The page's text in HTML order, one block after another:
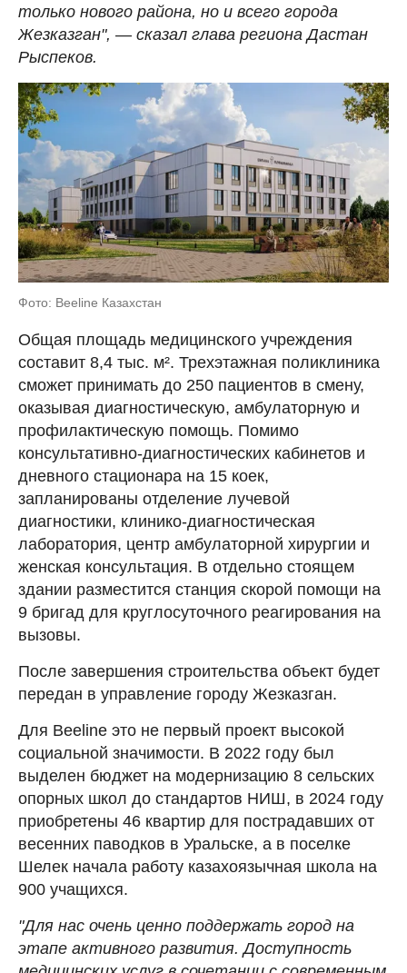
только нового района, но и всего города
Жезказган", — сказал глава региона Дастан
Рыспеков.
Фото: Beeline Казахстан
Общая площадь медицинского учреждения
составит 8,4 тыс. м². Трехэтажная поликлиника
сможет принимать до 250 пациентов в смену,
оказывая диагностическую, амбулаторную и
профилактическую помощь. Помимо
консультативно-диагностических кабинетов и
дневного стационара на 15 коек,
запланированы отделение лучевой
диагностики, клинико-диагностическая
лаборатория, центр амбулаторной хирургии и
женская консультация. В отдельно стоящем
здании разместится станция скорой помощи на
9 бригад для круглосуточного реагирования на
вызовы.
После завершения строительства объект будет
передан в управление городу Жезказган.
Для Beeline это не первый проект высокой
социальной значимости. В 2022 году был
выделен бюджет на модернизацию 8 сельских
опорных школ до стандартов НИШ, в 2024 году
приобретены 46 квартир для пострадавших от
весенних паводков в Уральске, а в поселке
Шелек начала работу казахоязычная школа на
900 учащихся.
"Для нас очень ценно поддержать город на
этапе активного развития. Доступность